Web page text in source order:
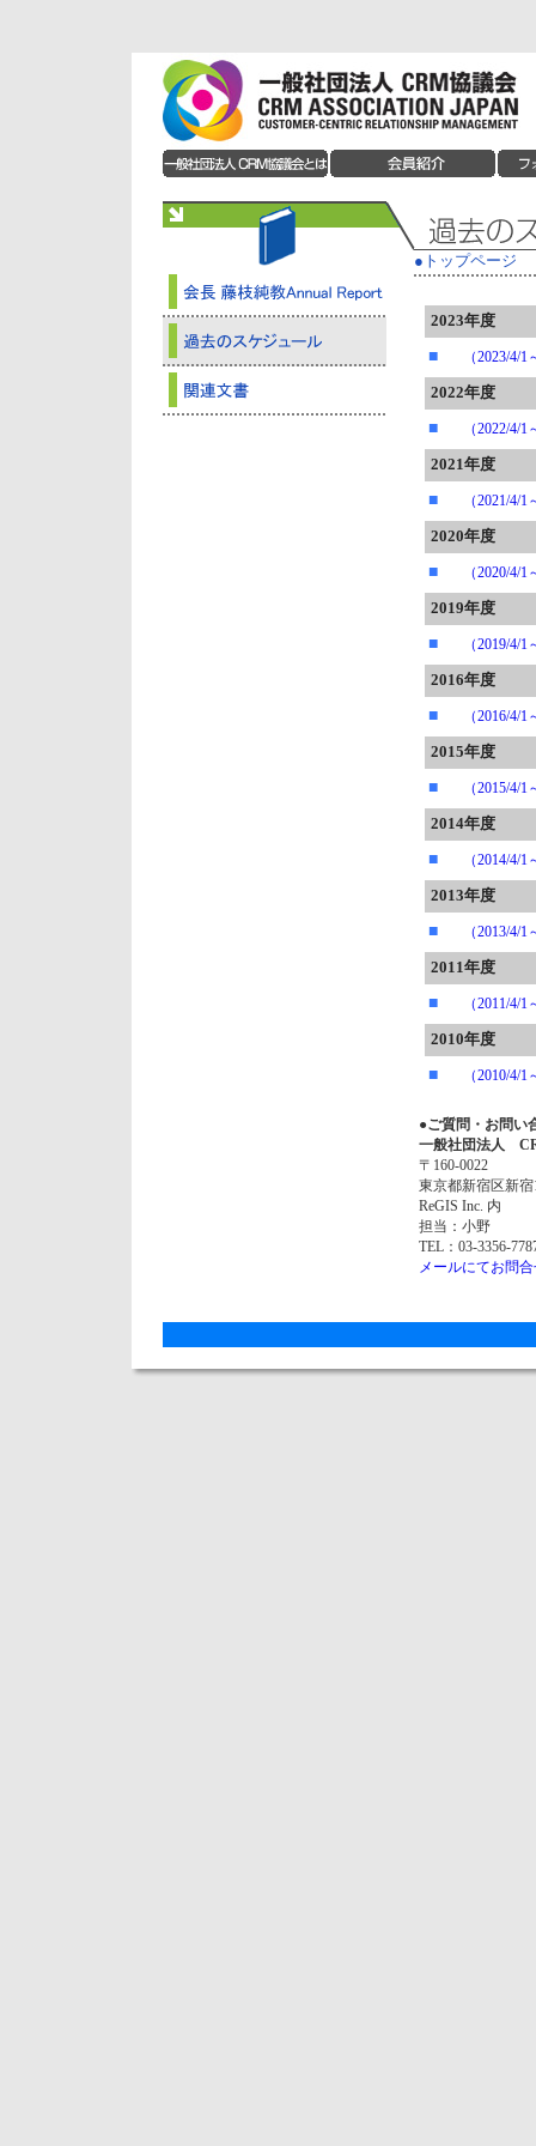
●トップページ
2023年度
■ （2023/4/
2022年度
■ （2022/4/
2021年度
■ （2021/4/
2020年度
■ （2020/4/
2019年度
■ （2019/4/
2016年度
■ （2016/4/
2015年度
■ （2015/4/
2014年度
■ （2014/4/
2013年度
■ （2013/4/
2011年度
■ （2011/4/
2010年度
■ （2010/4/
●ご質問・お問い
一般社団法人
〒160-0022
東京都新宿区新
ReGIS Inc. 内
担当：小野
TEL：03-3356-
メールにてお問